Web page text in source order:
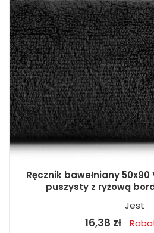
Ręcznik bawełniany
puszysty z ryżową
Jest
16,38 zł